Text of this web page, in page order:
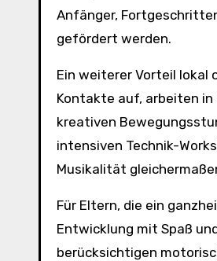
Anfänger,
gefördert werden.
Ein weiterer Vorteil lokal
Kontakte auf, arbeiten in
kreativen
intensiven Technik-
Musikalität
Für Eltern, die ein
Entwicklung mit Spaß
berücksichtigen